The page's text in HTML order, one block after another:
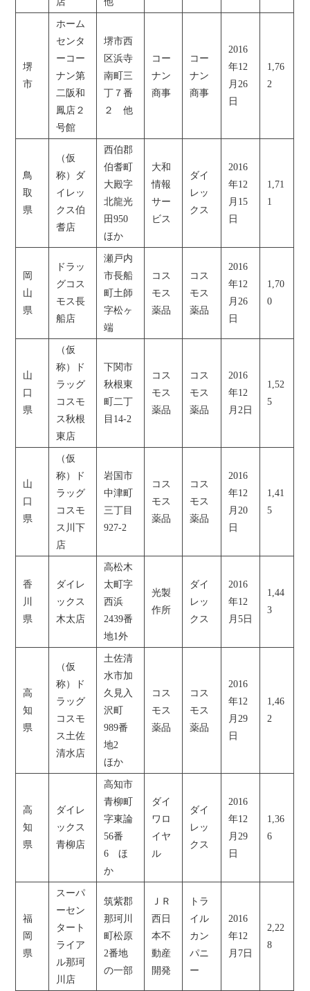
堺
市
ホーム
センタ
ーコー
ナン第
二阪和
鳳店２
号館
堺市西
区浜寺
南町三
丁７番
２ 他
コー
ナン
商事
コー
ナン
商事
2016
年12
月26
日
1,76
2
鳥
取
県
（仮
称）ダ
イレッ
クス伯
耆店
西伯郡
伯耆町
大殿字
北龍光
田950
ほか
大和
情報
サー
ビス
ダイ
レッ
クス
2016
年12
月15
日
1,71
1
岡
山
県
ドラッ
グコス
モス長
船店
瀬戸内
市長船
町土師
字松ヶ
端
コス
モス
薬品
コス
モス
薬品
2016
年12
月26
日
1,70
0
山
口
県
（仮
称）ド
ラッグ
コスモ
ス秋根
東店
下関市
秋根東
町二丁
目14-2
コス
モス
薬品
コス
モス
薬品
2016
年12
月2日
1,52
5
山
口
県
（仮
称）ド
ラッグ
コスモ
ス川下
店
岩国市
中津町
三丁目
927-2
コス
モス
薬品
コス
モス
薬品
2016
年12
月20
日
1,41
5
香
川
県
ダイレ
ックス
木太店
高松木
太町字
西浜
2439番
地1外
光製
作所
ダイ
レッ
クス
2016
年12
月5日
1,44
3
高
知
県
（仮
称）ド
ラッグ
コスモ
ス土佐
清水店
土佐清
水市加
久見入
沢町
989番
地2
ほか
コス
モス
薬品
コス
モス
薬品
2016
年12
月29
日
1,46
2
高
知
県
ダイレ
ックス
青柳店
高知市
青柳町
字東論
56番
6 ほ
か
ダイ
ワロ
イヤ
ル
ダイ
レッ
クス
2016
年12
月29
日
1,36
6
福
岡
県
スーパ
ーセン
タート
ライア
ル那珂
川店
筑紫郡
那珂川
町松原
2番地
の一部
ＪＲ
西日
本不
動産
開発
トラ
イル
カン
パニ
ー
2016
年12
月7日
2,22
8